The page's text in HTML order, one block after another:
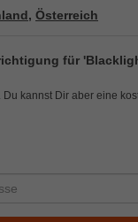
, Österreich
für
kannst Dir aber eine